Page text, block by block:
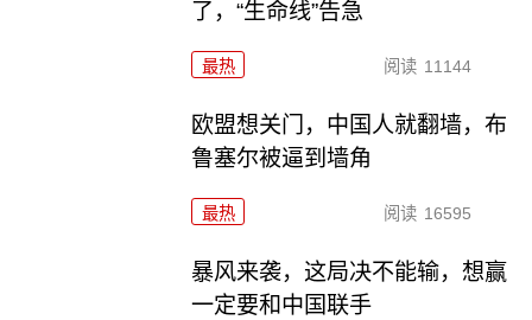
了，“生命线”告急
最热 阅读 11144
欧盟想关门，中国人就翻墙，布
鲁塞尔被逼到墙角
最热 阅读 16595
暴风来袭，这局决不能输，想赢
一定要和中国联手